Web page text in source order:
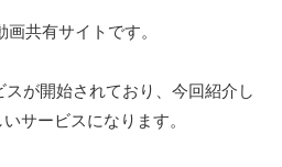
共有サイトです。
スが開始されており、今回紹介し
サービスになります。